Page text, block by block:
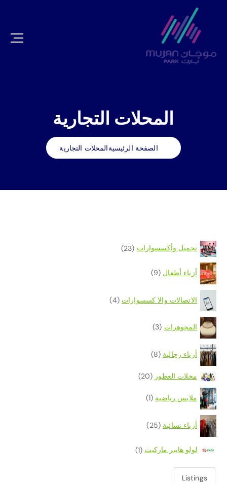
المحلات التجارية
الصفحة الرئيسيةالمحلات التجارية
تجميل وأكسسوارات (23)
أزياء أطفال (9)
الاتصالات والا كسسوارات (4)
المجوهرات (3)
أزياء رجالية (8)
محلات العطور (20)
ملابس رياضية (1)
أزياء نسائية (25)
لولو هايبر ماركيت (1)
Listings